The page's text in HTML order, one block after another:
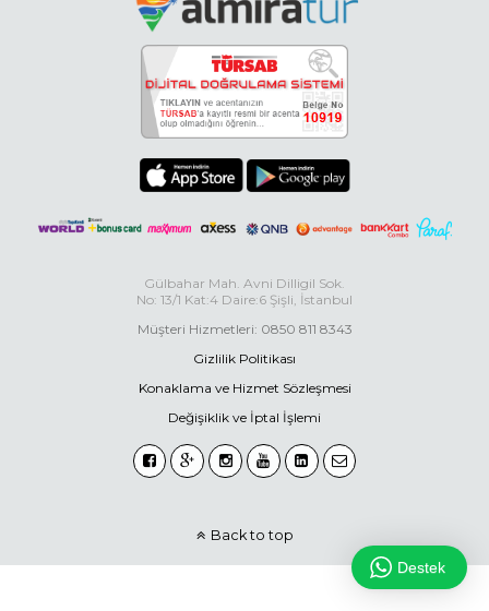
Gülbahar Mah. Avni Dilligil Sok.
No: 13/1 Kat:4 Daire:6 Şişli, İstanbul
Müşteri Hizmetleri: 0850 811 8343
Gizlilik Politikası
Konaklama ve Hizmet Sözleşmesi
Değişiklik ve İptal İşlemi
Back to top
Destek